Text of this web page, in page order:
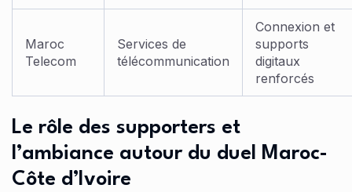
Maroc
Telecom
Services de
télécommunication
Connexion et
supports
digitaux
renforcés
Le rôle des supporters et
l’ambiance autour du duel Maroc-
Côte d’Ivoire